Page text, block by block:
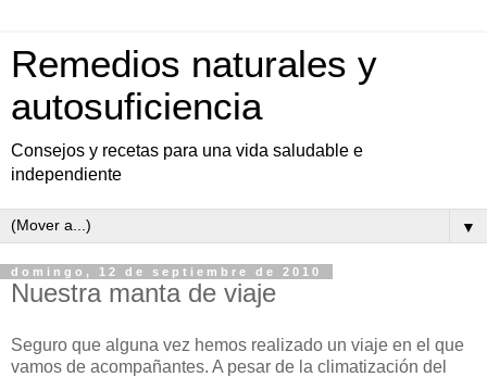
Remedios naturales y
autosuficiencia
Consejos y recetas para una vida saludable e
independiente
▼
domingo, 12 de septiembre de 2010
Nuestra manta de viaje
Seguro que alguna vez hemos realizado un viaje en el que
vamos de acompañantes. A pesar de la climatización del